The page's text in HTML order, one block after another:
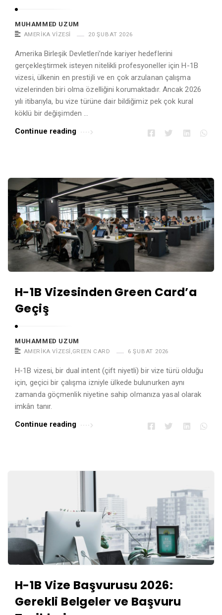
MUHAMMED UZUM
AMERIKA VIZESI 20 ŞUBAT 2026
Amerika Birleşik Devletleri’nde kariyer hedeflerini
gerçekleştirmek isteyen nitelikli profesyoneller için H-1B
vizesi, ülkenin en prestijli ve en çok arzulanan çalışma
vizelerinden biri olma özelliğini korumaktadır. Ancak 2026
yılı itibarıyla, bu vize türüne dair bildiğimiz pek çok kural
köklü bir değişimden …
Continue reading
H-1B Vizesinden Green Card’a
Geçiş
MUHAMMED UZUM
AMERIKA VIZESI GREEN CARD 6 ŞUBAT 2026
H-1B vizesi, bir dual intent (çift niyetli) bir vize türü olduğu
için, geçici bir çalışma izniyle ülkede bulunurken aynı
zamanda göçmenlik niyetine sahip olmanıza yasal olarak
imkân tanır.
Continue reading
H-1B Vize Başvurusu 2026:
Gerekli Belgeler ve Başvuru